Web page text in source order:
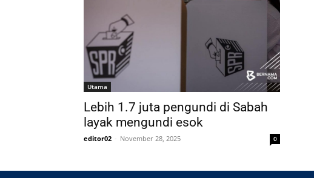
Utama
Lebih 1.7 juta pengundi di Sabah
layak mengundi esok
editor02 - November 28, 2025 0